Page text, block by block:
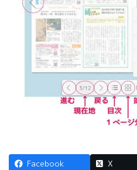
Facebook X